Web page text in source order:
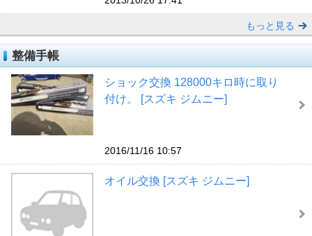
もっと見る
整備手帳
ショック交換 128000キロ時に取り
付け。 [スズキ ジムニー]
2016/11/16 10:57
オイル交換 [スズキ ジムニー]